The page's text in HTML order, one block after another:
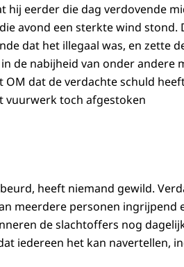
hij eerder die dag verdovende
avond een sterkte wind stond.
dat het illegaal was, en zette
de nabijheid van onder andere
dat de verdachte schuld
vuurwerk toch afgestoken
heeft niemand gewild.
meerdere personen ingrijpend
de slachtoffers nog
iedereen het kan navertellen,